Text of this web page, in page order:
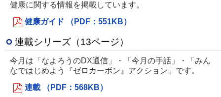
健康に関する情報を掲載しています。
健康ガイド （PDF：551KB）
連載シリーズ（13ページ）
今月は「なよろうのDX通信」・「今月の手話」・「みん
なではじめよう『ゼロカーボン』アクション」です。
連載 （PDF：568KB）